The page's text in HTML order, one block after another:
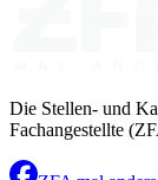
Die Stellen- und
Fachangestellte